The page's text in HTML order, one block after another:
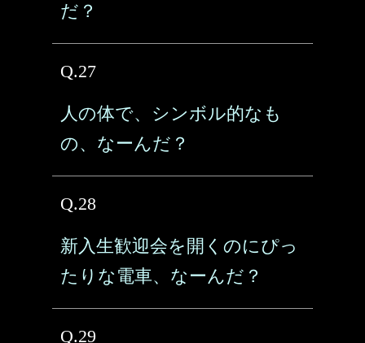
だ？
Q.27
人の体で、シンボル的なも
の、なーんだ？
Q.28
新入生歓迎会を開くのにぴっ
たりな電車、なーんだ？
Q.29